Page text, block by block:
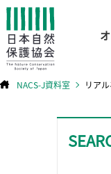
NACS-J資料室 リア